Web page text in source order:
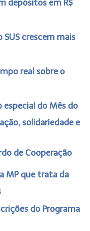
depósitos em R$
crescem mais
real sobre o
especial do Mês do
solidariedade e
de Cooperação
MP que trata da
do Programa